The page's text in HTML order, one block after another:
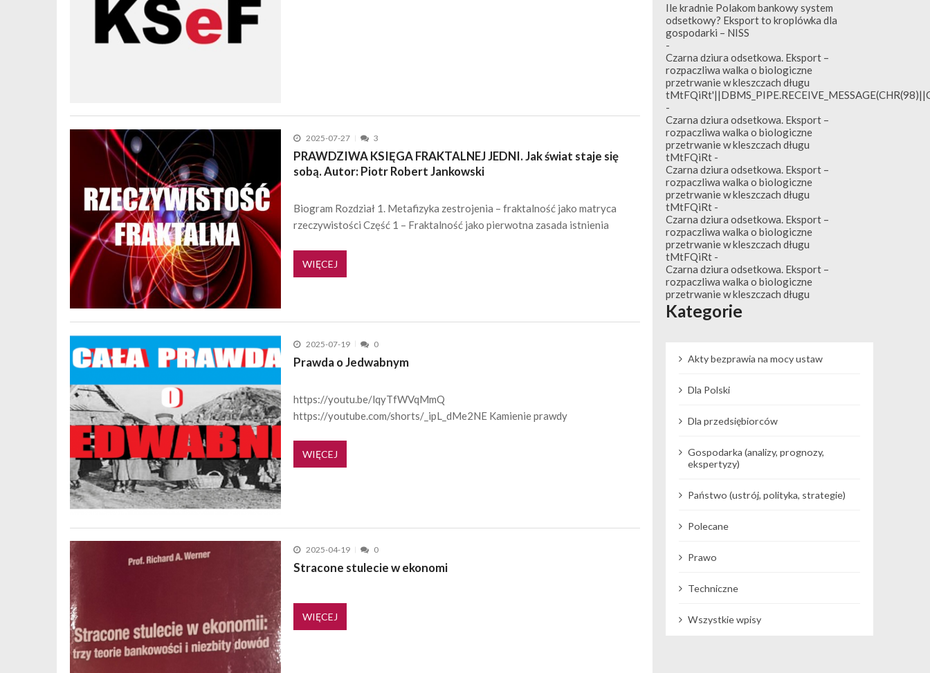
2025-07-27 3
PRAWDZIWA KSIĘGA FRAKTALNEJ JEDNI. Jak świat staje się
sobą. Autor: Piotr Robert Jankowski
Biogram Rozdział 1. Metafizyka zestrojenia – fraktalność jako matryca
rzeczywistości Część 1 – Fraktalność jako pierwotna zasada istnienia
WIĘCEJ
2025-07-19 0
Prawda o Jedwabnym
https://youtu.be/lqyTfWVqMmQ
https://youtube.com/shorts/_ipL_dMe2NE Kamienie prawdy
WIĘCEJ
2025-04-19 0
Stracone stulecie w ekonomi
WIĘCEJ
Ile kradnie Polakom bankowy system
odsetkowy? Eksport to kroplówka dla
gospodarki – NISS
-
Czarna dziura odsetkowa. Eksport –
rozpaczliwa walka o biologiczne
przetrwanie w kleszczach długu
-
Czarna dziura odsetkowa. Eksport –
rozpaczliwa walka o biologiczne
przetrwanie w kleszczach długu
tMtFQiRt -
Czarna dziura odsetkowa. Eksport –
rozpaczliwa walka o biologiczne
przetrwanie w kleszczach długu
tMtFQiRt -
Czarna dziura odsetkowa. Eksport –
rozpaczliwa walka o biologiczne
przetrwanie w kleszczach długu
tMtFQiRt -
Czarna dziura odsetkowa. Eksport –
rozpaczliwa walka o biologiczne
przetrwanie w kleszczach długu
Kategorie
Akty bezprawia na mocy ustaw
Dla Polski
Dla przedsiębiorców
Gospodarka (analizy, prognozy,
ekspertyzy)
Państwo (ustrój, polityka, strategie)
Polecane
Prawo
Techniczne
Wszystkie wpisy